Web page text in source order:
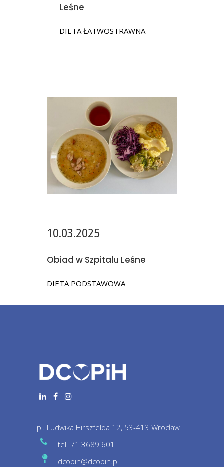
Leśne
DIETA ŁATWOSTRAWNA
10.03.2025
Obiad w Szpitalu Leśne
DIETA PODSTAWOWA
pl. Ludwika Hirszfelda 12, 53-413 Wrocław
tel. 71 3689 601
dcopih@dcopih.pl